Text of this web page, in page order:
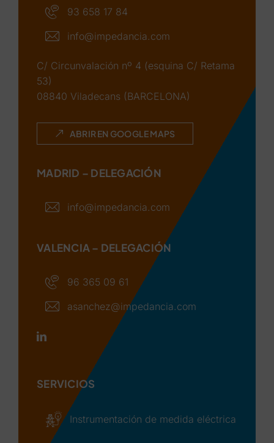
93 658 17 84
info@impedancia.com
C/ Circunvalación nº 4 (esquina C/ Retama
53)
08840 Viladecans (BARCELONA)
ABRIR EN GOOGLE MAPS
MADRID – DELEGACIÓN
info@impedancia.com
VALENCIA – DELEGACIÓN
96 365 09 61
asanchez@impedancia.com
SERVICIOS
Instrumentación de medida eléctrica